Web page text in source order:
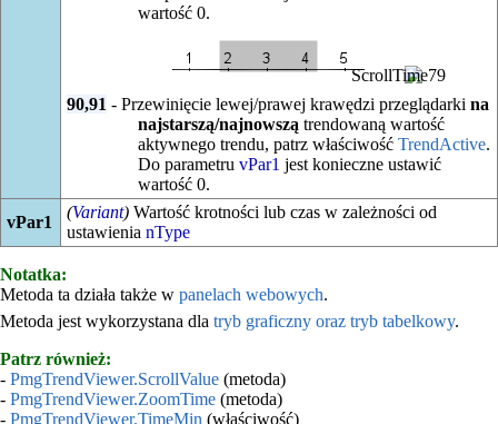
wartość 0.
90,91 - Przewinięcie lewej/prawej krawędzi przeglądarki na
najstarszą/najnowszą trendowaną wartość
aktywnego trendu, patrz właściwość TrendActive.
Do parametru vPar1 jest konieczne ustawić
wartość 0.
vPar1
(Variant)Wartość krotności lub czas w zależności od
ustawienia nType
Notatka:
Metoda ta działa także w panelach webowych.
Metoda jest wykorzystana dla tryb graficzny oraz tryb tabelkowy.
Patrz również:
- PmgTrendViewer.ScrollValue (metoda)
- PmgTrendViewer.ZoomTime (metoda)
- PmgTrendViewer.TimeMin (właściwość)